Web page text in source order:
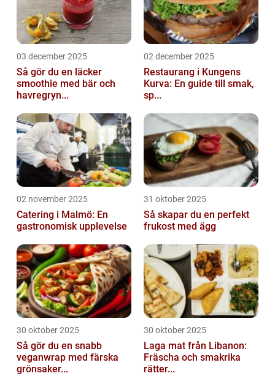
03 december 2025
Så gör du en läcker
smoothie med bär och
havregryn...
02 december 2025
Restaurang i Kungens
Kurva: En guide till smak,
sp...
02 november 2025
Catering i Malmö: En
gastronomisk upplevelse
31 oktober 2025
Så skapar du en perfekt
frukost med ägg
30 oktober 2025
Så gör du en snabb
veganwrap med färska
grönsaker...
30 oktober 2025
Laga mat från Libanon:
Fräscha och smakrika
rätter...